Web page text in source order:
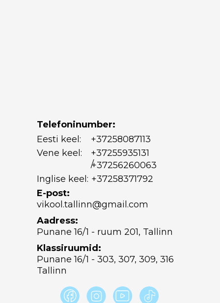
Inglise keel: +37258371792
Vene keel:
+37255935131
/+37256260063
Eesti keel: +37258087113
Telefoninumber:
Klassiruumid:
Punane 16/1 - 303, 307, 309, 316
Tallinn
Aadress:
Punane 16/1 - ruum 201, Tallinn
E-post:
vikool.tallinn@gmail.com